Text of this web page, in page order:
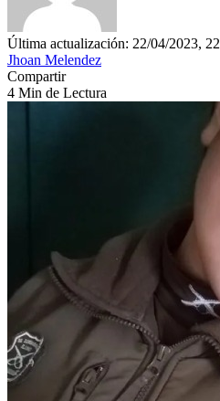
Última actualización: 22/04/2023, 22
Jhoan Melendez
Compartir
4 Min de Lectura